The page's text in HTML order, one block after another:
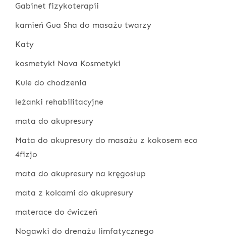
Gabinet fizykoterapii
kamień Gua Sha do masażu twarzy
Katy
kosmetyki Nova Kosmetyki
Kule do chodzenia
leżanki rehabilitacyjne
mata do akupresury
Mata do akupresury do masażu z kokosem eco
4fizjo
mata do akupresury na kręgosłup
mata z kolcami do akupresury
materace do ćwiczeń
Nogawki do drenażu limfatycznego